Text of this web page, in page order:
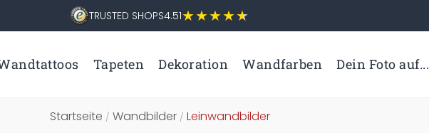
TRUSTED SHOPS4.51
Tapeten Dekoration Wandfarben Dein Foto auf...
Startseite / Wandbilder/ Leinwandbilder